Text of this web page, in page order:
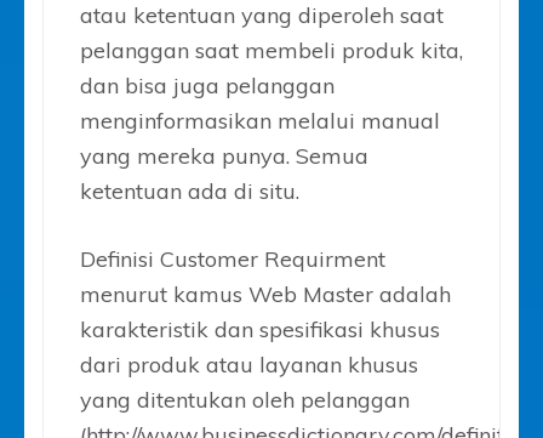
atau ketentuan yang diperoleh saat
pelanggan saat membeli produk kita,
dan bisa juga pelanggan
menginformasikan melalui manual
yang mereka punya. Semua
ketentuan ada di situ.
Definisi Customer Requirment
menurut kamus Web Master adalah
karakteristik dan spesifikasi khusus
dari produk atau layanan khusus
yang ditentukan oleh pelanggan